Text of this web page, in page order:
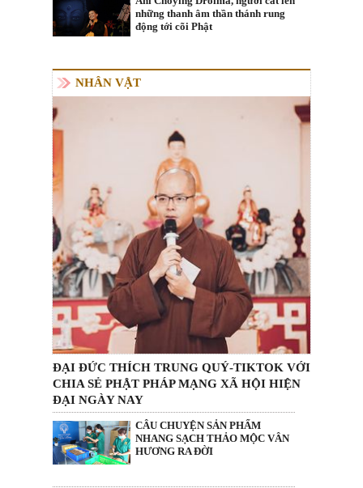
những thanh âm thần thánh rung
động tới cõi Phật
NHÂN VẬT
ĐẠI ĐỨC THÍCH TRUNG QUÝ-TIKTOK VỚI
CHIA SẺ PHẬT PHÁP MẠNG XÃ HỘI HIỆN
ĐẠI NGÀY NAY
CÂU CHUYỆN SẢN PHẨM
NHANG SẠCH THẢO MỘC VÂN
HƯƠNG RA ĐỜI